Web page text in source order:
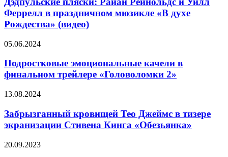
Fine
Рейнольдс
и
Уилл
в
мюзикле
«В
духе
Рождества»
Феррелл в праздничном мюзикле «В духе
Рождества» (видео)
Подростковые
качели
в
финальном
«Головоломки
05.06.2024
Подростковые эмоциональные качели в
финальном трейлере «Головоломки 2»
Забрызганный
Тео
Джеймс
в
экранизации
13.08.2024
Забрызганный кровищей Тео Джеймс в тизере
экранизации Стивена Кинга «Обезьянка»
Леонардо
20.09.2023